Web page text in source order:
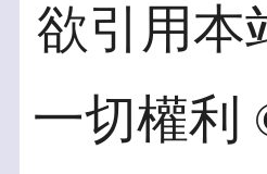
欲引用本
一切權利